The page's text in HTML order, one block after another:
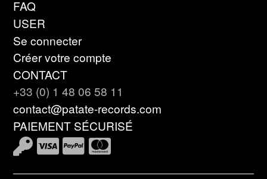
FAQ
USER
Se connecter
Créer votre compte
CONTACT
+33 (0) 1 48 06 58 11
contact@patate-records.com
PAIEMENT SÉCURISÉ